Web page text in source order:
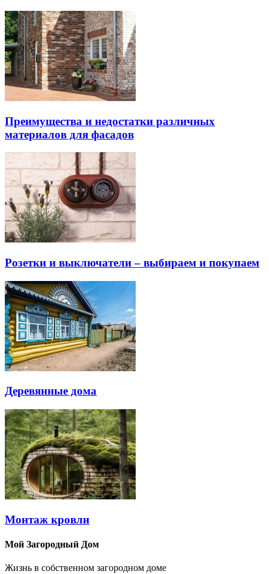
Преимущества и недостатки различных
материалов для фасадов
Розетки и выключатели – выбираем и покупаем
Деревянные дома
Монтаж кровли
Мой Загородный Дом
Жизнь в собственном загородном доме